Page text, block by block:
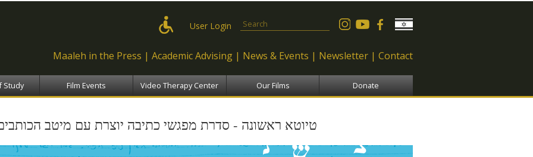
Search form
User Login
Maaleh in the Press Academic Advising News & Events Newsletter Contact
Study Film Events Video Therapy Center Our Films Donate
טיוטא ראשונה - סדרת מפגשי כתיבה יוצרת עם מיטב